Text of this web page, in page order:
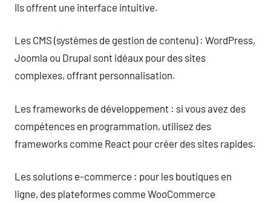
Ils offrent une interface intuitive.
Les CMS (systèmes de gestion de contenu) : WordPress,
Joomla ou Drupal sont idéaux pour des sites
complexes, offrant personnalisation.
Les frameworks de développement : si vous avez des
compétences en programmation, utilisez des
frameworks comme React pour créer des sites rapides.
Les solutions e-commerce : pour les boutiques en
ligne, des plateformes comme WooCommerce